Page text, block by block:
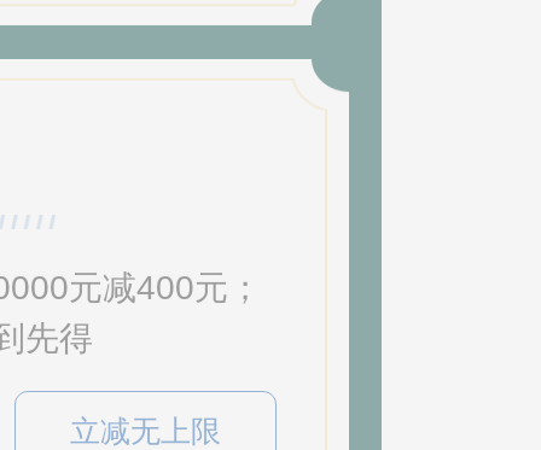
元减400元；
先得
立减无上限